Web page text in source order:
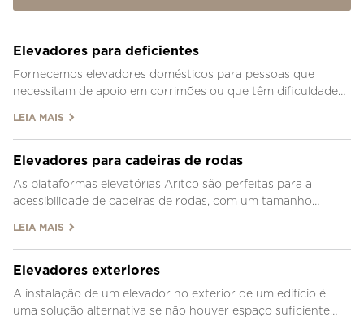
Elevadores para deficientes
Fornecemos elevadores domésticos para pessoas que
necessitam de apoio em corrimões ou que têm dificuldade
LEIA MAIS
Elevadores para cadeiras de rodas
As plataformas elevatórias Aritco são perfeitas para a
acessibilidade de cadeiras de rodas, com um tamanho
LEIA MAIS
Elevadores exteriores
A instalação de um elevador no exterior de um edifício é
uma solução alternativa se não houver espaço suficiente